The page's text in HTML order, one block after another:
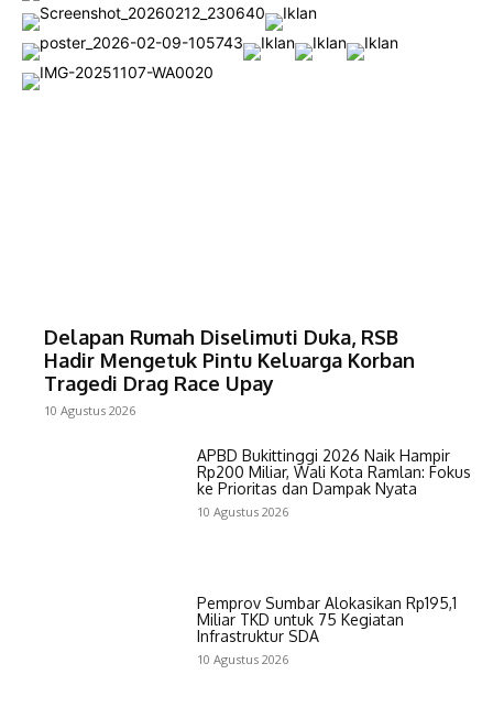
Delapan Rumah Diselimuti Duka, RSB
Hadir Mengetuk Pintu Keluarga Korban
Tragedi Drag Race Upay
10 Agustus 2026
APBD Bukittinggi 2026 Naik Hampir
Rp200 Miliar, Wali Kota Ramlan: Fokus
ke Prioritas dan Dampak Nyata
10 Agustus 2026
Pemprov Sumbar Alokasikan Rp195,1
Miliar TKD untuk 75 Kegiatan
Infrastruktur SDA
10 Agustus 2026